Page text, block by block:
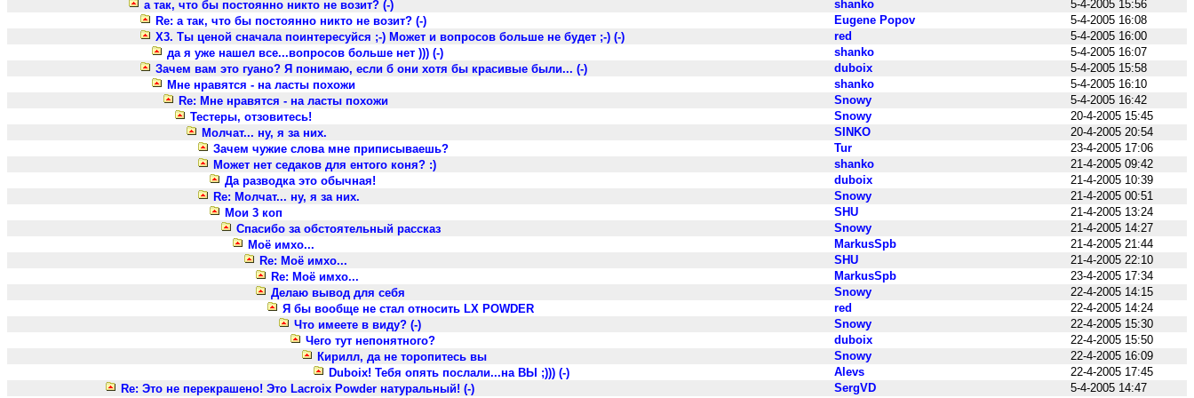
а так, что бы постоянно никто не возит? (-)
shanko
5-4-2005 15:56
Re: а так, что бы постоянно никто не возит? (-)
Eugene Popov
5-4-2005 16:08
X3. Ты ценой сначала поинтересуйся ;-) Может и вопросов больше не будет ;-) (-)
red
5-4-2005 16:00
да я уже нашел все...вопросов больше нет ))) (-)
shanko
5-4-2005 16:07
Зачем вам это гуано? Я понимаю, если б они хотя бы красивые были... (-)
duboix
5-4-2005 15:58
Мне нравятся - на ласты похожи
shanko
5-4-2005 16:10
Re: Мне нравятся - на ласты похожи
Snowy
5-4-2005 16:42
Тестеры, отзовитесь!
Snowy
20-4-2005 15:45
Молчат... ну, я за них.
SINKO
20-4-2005 20:54
Зачем чужие слова мне приписываешь?
Tur
23-4-2005 17:06
Может нет седаков для ентого коня? :)
shanko
21-4-2005 09:42
Да разводка это обычная!
duboix
21-4-2005 10:39
Re: Молчат... ну, я за них.
Snowy
21-4-2005 00:51
Мои 3 коп
SHU
21-4-2005 13:24
Спасибо за обстоятельный рассказ
Snowy
21-4-2005 14:27
Моё имхо...
MarkusSpb
21-4-2005 21:44
Re: Моё имхо...
SHU
21-4-2005 22:10
Re: Моё имхо...
MarkusSpb
23-4-2005 17:34
Делаю вывод для себя
Snowy
22-4-2005 14:15
Я бы вообще не стал относить LX POWDER
red
22-4-2005 14:24
Что имеете в виду? (-)
Snowy
22-4-2005 15:30
Чего тут непонятного?
duboix
22-4-2005 15:50
Кирилл, да не торопитесь вы
Snowy
22-4-2005 16:09
Duboix! Тебя опять послали...на ВЫ ;))) (-)
Alevs
22-4-2005 17:45
Re: Это не перекрашено! Это Lacroix Powder натуральный! (-)
SergVD
5-4-2005 14:47